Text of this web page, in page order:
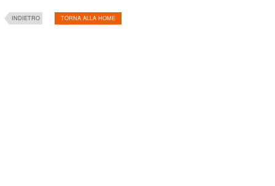
INDIETRO TORNA ALLA HOME